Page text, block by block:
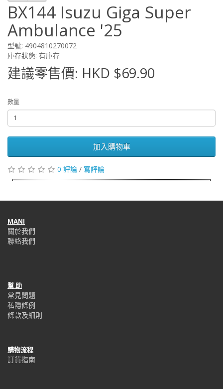
BX144 Isuzu Giga Super
Ambulance '25
型號: 4904810270072
庫存狀態: 有庫存
建議零售價: HKD $69.90
數量
加入購物車
0 評論 / 寫評論
MANI
關於我們
聯絡我們
幫 助
常見問題
私隱條例
條款及細則
購物流程
訂貨指南